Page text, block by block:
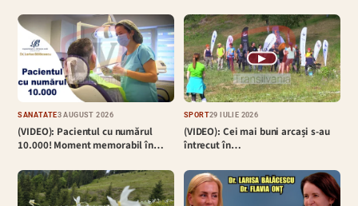
SĂNĂTATE3 AUGUST 2026
(VIDEO): Pacientul cu numărul
10.000! Moment memorabil în…
▶
SPORT29 IULIE 2026
(VIDEO): Cei mai buni arcași s-au
întrecut în…